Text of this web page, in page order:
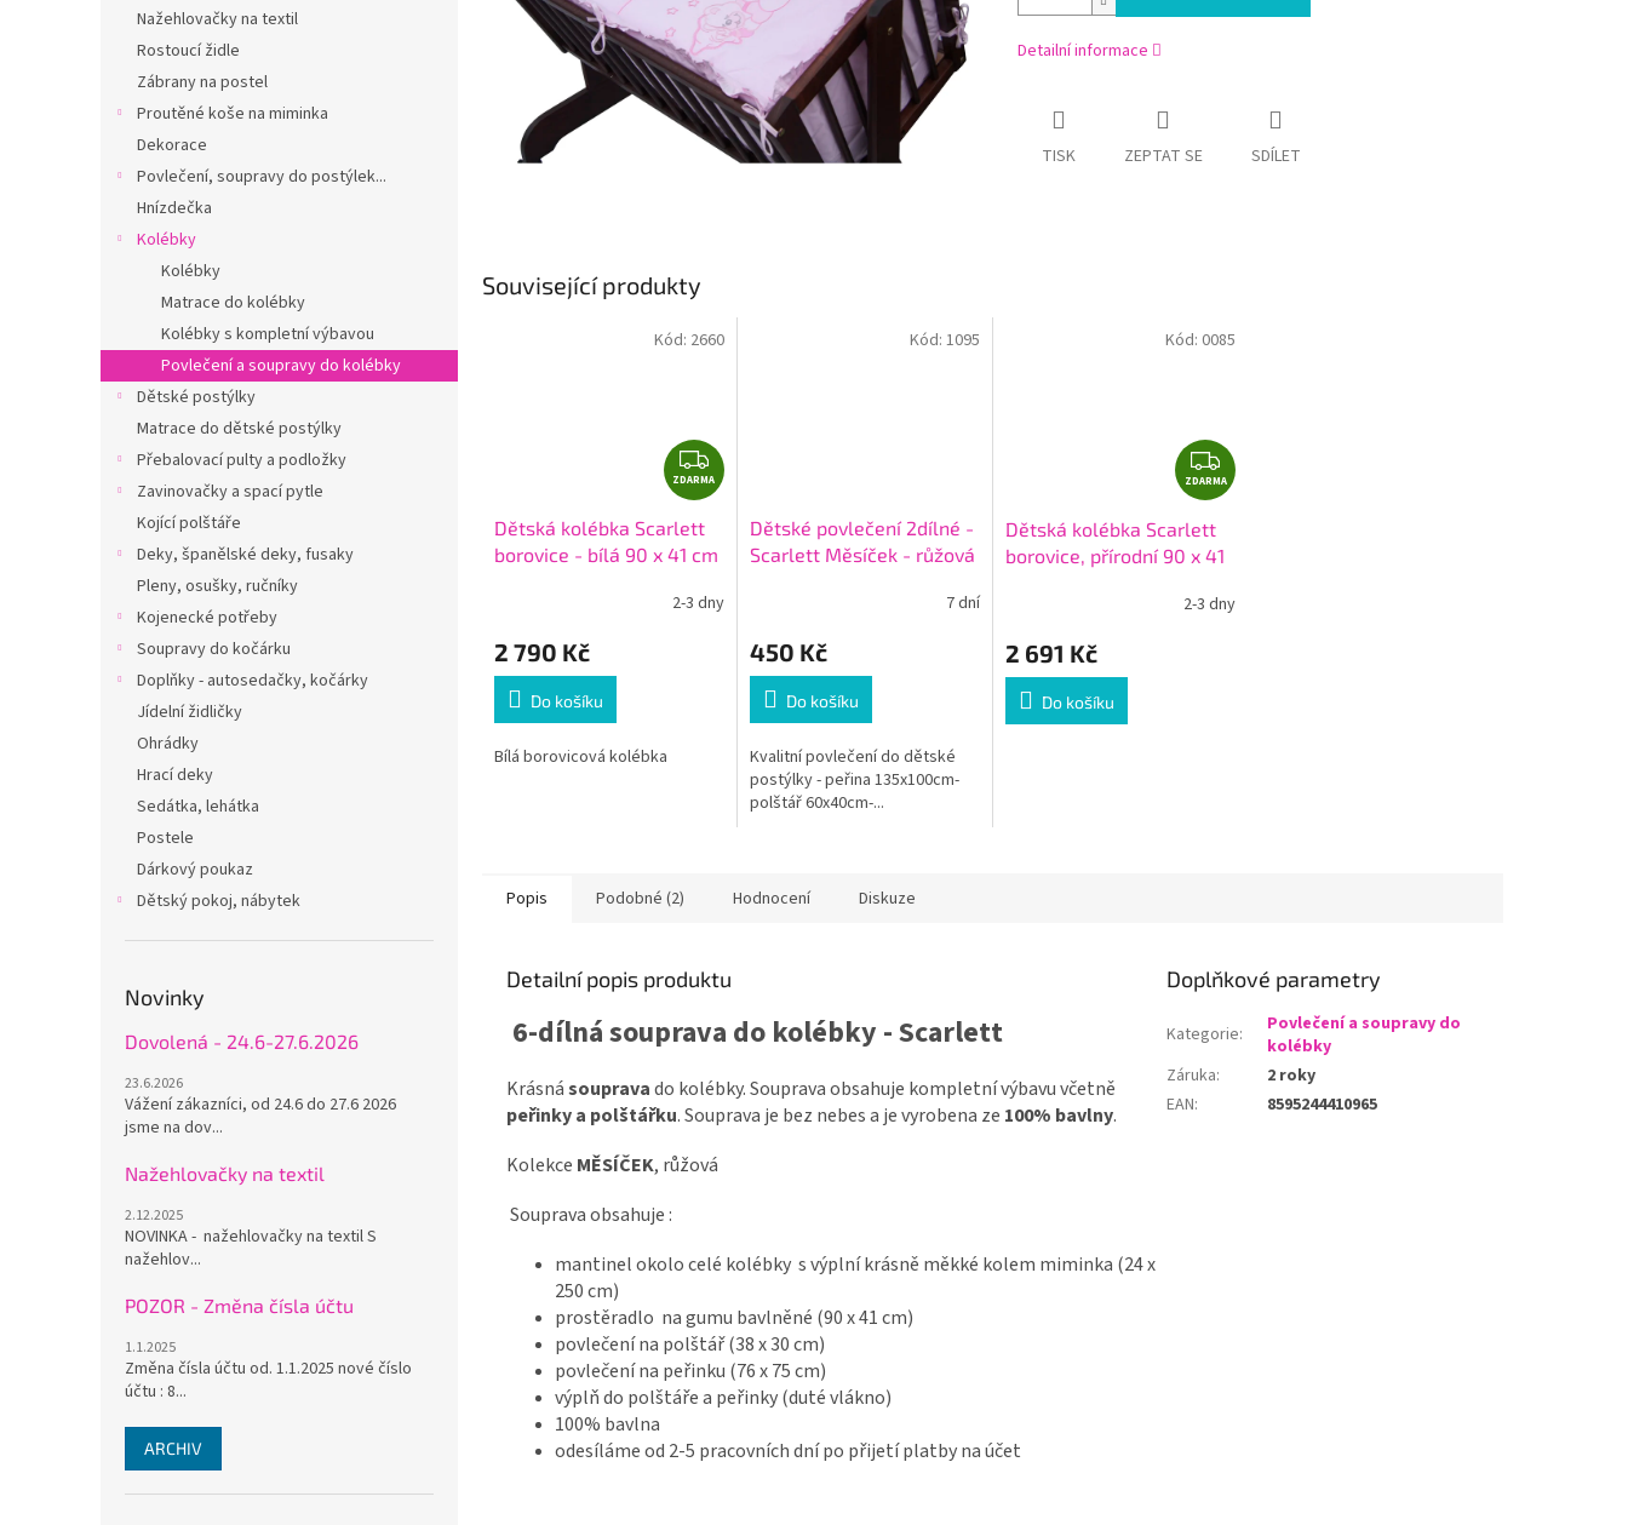
Nažehlovačky na textil
Rostoucí židle
Zábrany na postel
Proutěné koše na miminka
Dekorace
Povlečení, soupravy do postýlek...
Hnízdečka
Kolébky
Kolébky
Matrace do kolébky
Kolébky s kompletní výbavou
Povlečení a soupravy do kolébky
Dětské postýlky
Matrace do dětské postýlky
Přebalovací pulty a podložky
Zavinovačky a spací pytle
Kojící polštáře
Deky, španělské deky, fusaky
Pleny, osušky, ručníky
Kojenecké potřeby
Soupravy do kočárku
Doplňky - autosedačky, kočárky
Jídelní židličky
Ohrádky
Hrací deky
Sedátka, lehátka
Postele
Dárkový poukaz
Dětský pokoj, nábytek
Novinky
Dovolená - 24.6-27.6.2026
23.6.2026
Vážení zákazníci, od 24.6 do 27.6 2026
jsme na dov...
Nažehlovačky na textil
2.12.2025
NOVINKA - nažehlovačky na textil S
nažehlov...
POZOR - Změna čísla účtu
1.1.2025
Změna čísla účtu od. 1.1.2025 nové číslo
účtu : 8...
ARCHIV
Detailní informace
TISK ZEPTAT SE SDÍLET
Související produkty
Z
D
R
A
ZDARMA
Dětská kolébka Scarlett
borovice - bílá 90 x 41 cm
2-3 dny
2 790 Kč
Do košíku
Bílá borovicová kolébka
Kód: 2660
Dětské povlečení 2dílné -
Scarlett Měsíček - růžová
7 dní
450 Kč
Do košíku
Kvalitní povlečení do dětské
postýlky - peřina 135x100cm-
polštář 60x40cm-...
Kód: 1095
Z
D
R
A
ZDARMA
Dětská kolébka Scarlett
borovice, přírodní 90 x 41
2-3 dny
2 691 Kč
Do košíku
Kód: 0085
Popis Podobné (2) Hodnocení Diskuze
Detailní popis produktu
6-dílná souprava do kolébky - Scarlett
Krásnásoupravado kolébky. Souprava obsahuje kompletní výbavu včetně
peřinky a polštářku. Souprava je bez nebes a je vyrobena ze 100% bavlny.
Kolekce MĚSÍČEK, růžová
Souprava obsahuje :
mantinel okolo celé kolébky s výplní krásně měkké kolem miminka (24 x
250 cm)
prostěradlo na gumu bavlněné (90 x 41 cm)
povlečení na polštář (38 x 30 cm)
povlečení na peřinku (76 x 75 cm)
výplň do polštáře a peřinky (duté vlákno)
100% bavlna
odesíláme od 2-5 pracovních dní po přijetí platby na účet
Doplňkové parametry
Kategorie:
Povlečení a soupravy do
kolébky
Záruka:
2 roky
EAN: 8595244410965